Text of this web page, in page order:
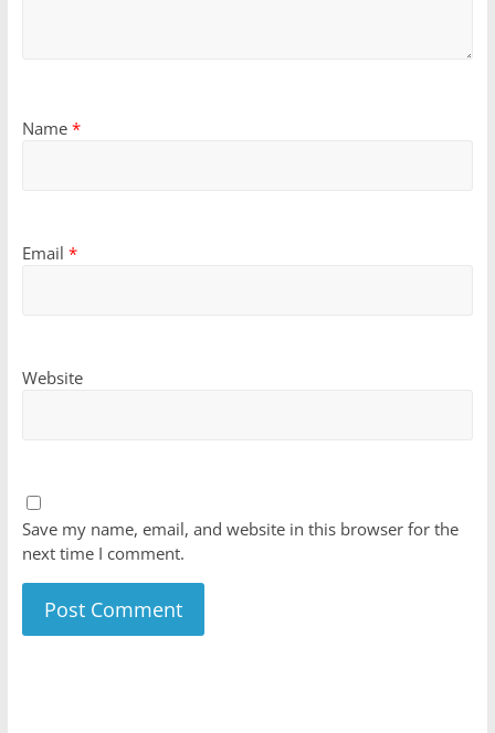
Name *
Email *
Website
Save my name, email, and website in this browser for the
next time I comment.